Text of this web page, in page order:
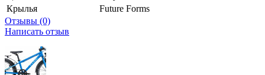
Крылья
Future Forms
Отзывы (0)
Написать отзыв